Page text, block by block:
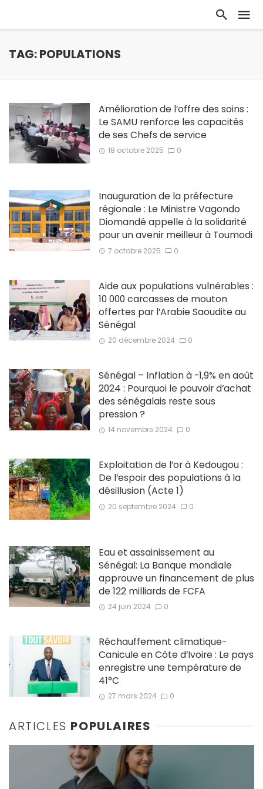
TAG: POPULATIONS
Amélioration de l’offre des soins :
Le SAMU renforce les capacités
de ses Chefs de service
18 octobre 2025 0
Inauguration de la préfecture
régionale : Le Ministre Vagondo
Diomandé appelle à la solidarité
pour un avenir meilleur à Toumodi
7 octobre 2025 0
Aide aux populations vulnérables :
10 000 carcasses de mouton
offertes par l’Arabie Saoudite au
Sénégal
20 décembre 2024 0
Sénégal – Inflation à -1,9% en août
2024 : Pourquoi le pouvoir d’achat
des sénégalais reste sous
pression ?
14 novembre 2024 0
Exploitation de l’or à Kedougou :
De l’espoir des populations à la
désillusion (Acte 1)
20 septembre 2024 0
Eau et assainissement au
Sénégal: La Banque mondiale
approuve un financement de plus
de 122 milliards de FCFA
24 juin 2024 0
Réchauffement climatique-
Canicule en Côte d’Ivoire : Le pays
enregistre une température de
41°C
27 mars 2024 0
ARTICLES POPULAIRES